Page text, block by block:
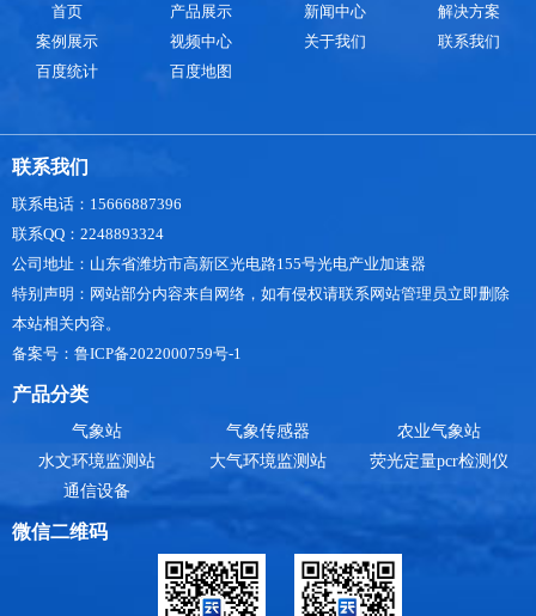
站在目前雪灾监测中发挥了很大的作用，积雪覆盖
地面，可能导致野生动物因缺乏食物而饿
首页 产品展示 新闻中心
解决方案
案例展示
视频中心 关于我们
联系我们
百度统计
百度地图
联系我们
联系电话：15666887396
联系QQ：2248893324
公司地址：山东省潍坊市高新区光电路155号光电产业加速器
特别声明：网站部分内容来自网络，如有侵权请联系网站管理员立即删除
本站相关内容。
备案号：鲁ICP备2022000759号-1
产品分类
气象站 气象传感器
农业气象站
水文环境监测站
大气环境监测站
荧光定量pcr检测仪
通信设备
微信二维码